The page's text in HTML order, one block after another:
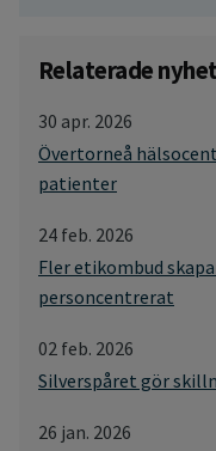
Relaterade
30 apr. 2026
Övertorneå
patienter
24 feb. 2026
Fler etikombud
personcentrerat
02 feb. 2026
Silverspåret gör
26 jan. 2026